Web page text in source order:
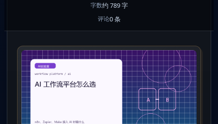
字数约 789 字
评论0 条